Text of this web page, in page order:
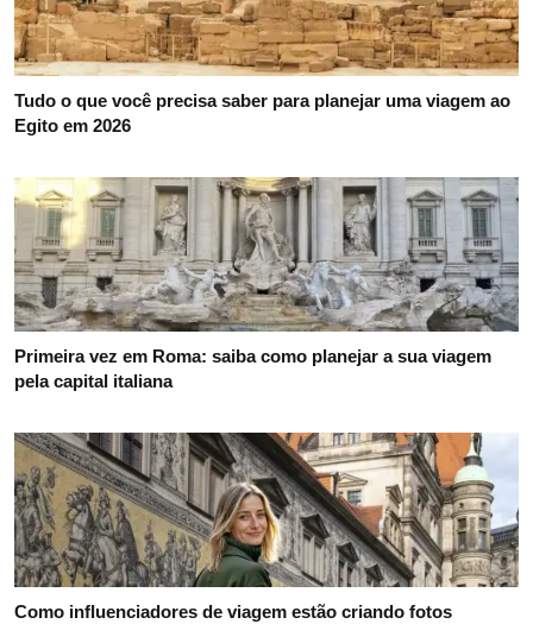
Tudo o que você precisa saber para planejar uma viagem ao
Egito em 2026
Primeira vez em Roma: saiba como planejar a sua viagem
pela capital italiana
Como influenciadores de viagem estão criando fotos